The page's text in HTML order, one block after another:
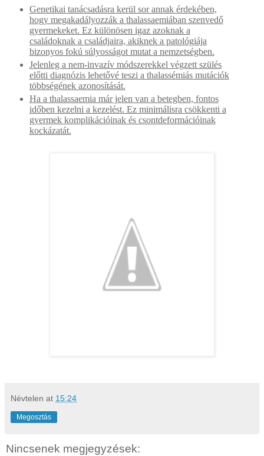
Genetikai tanácsadásra kerül sor annak érdekében,
hogy megakadályozzák a thalassaemiában szenvedő
gyermekeket. Ez különösen igaz azoknak a
családoknak a családjaira, akiknek a patológiája
bizonyos fokú súlyosságot mutat a nemzetségben.
Jelenleg a nem-invazív módszerekkel végzett szülés
előtti diagnózis lehetővé teszi a thalassémiás mutációk
többségének azonosítását.
Ha a thalassaemia már jelen van a betegben, fontos
időben kezelni a kezelést. Ez minimálisra csökkenti a
gyermek komplikációinak és csontdeformációinak
kockázatát.
Névtelen at 15:24
Megosztás
Nincsenek megjegyzések: